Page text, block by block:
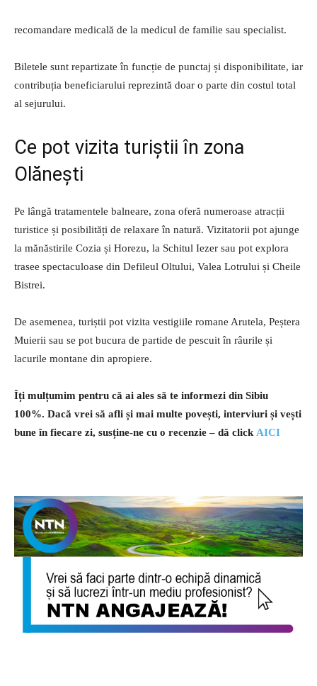
recomandare medicală de la medicul de familie sau specialist.
Biletele sunt repartizate în funcție de punctaj și disponibilitate, iar
contribuția beneficiarului reprezintă doar o parte din costul total
al sejurului.
Ce pot vizita turiștii în zona
Olănești
Pe lângă tratamentele balneare, zona oferă numeroase atracții
turistice și posibilități de relaxare în natură. Vizitatorii pot ajunge
la mănăstirile Cozia și Horezu, la Schitul Iezer sau pot explora
trasee spectaculoase din Defileul Oltului, Valea Lotrului și Cheile
Bistrei.
De asemenea, turiștii pot vizita vestigiile romane Arutela, Peștera
Muierii sau se pot bucura de partide de pescuit în râurile și
lacurile montane din apropiere.
Îți mulțumim pentru că ai ales să te informezi din Sibiu
100%. Dacă vrei să afli și mai multe povești, interviuri și vești
bune în fiecare zi, susține-ne cu o recenzie – dă click AICI